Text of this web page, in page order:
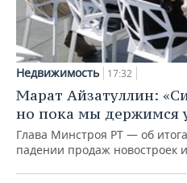
Недвижимость 17:32
Марат Айзатуллин:
но пока мы держимся
Глава Минстроя РТ — об
падении продаж новостроек